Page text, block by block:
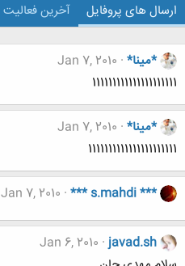
ارسال های پروفایل آخرین فعالیت
*مینا* Jan 7, 2010
111111111111111111111
*مینا* Jan 7, 2010
1111111111111111111111
*** s.mahdi ***
Jan 7, 2010
javad.sh
Jan 6, 2010